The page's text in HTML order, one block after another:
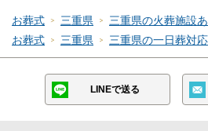
お葬式 三重県 三重県の火葬施設あ
お葬式
三重県 三重県の一日葬対応
LINEで送る